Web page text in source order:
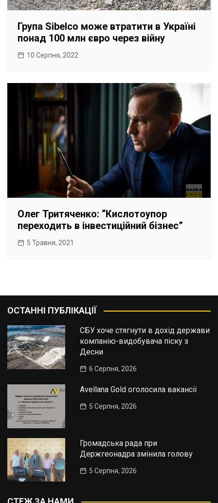
Група Sibelco може втратити в Україні
понад 100 млн євро через війну
10 Серпня, 2022
Олег Тритяченко: “Кислотоупор
переходить в інвестиційний бізнес”
5 Травня, 2021
ОСТАННІ ПУБЛІКАЦІЇ
СБУ хоче стягнути в дохід держави
компанію-видобувача піску з
Десни
6 Серпня, 2026
Avellana Gold оголосила вакансії
5 Серпня, 2026
Громадська рада при
Держгеонадра змінила голову
5 Серпня, 2026